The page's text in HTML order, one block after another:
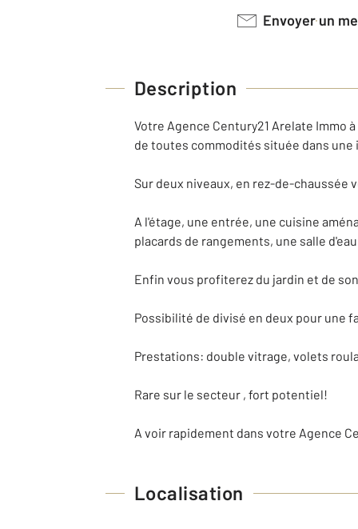
Envoyer un
Description
Votre Agence Century21 Arelate Immo
de toutes commodités située dans une
Sur deux niveaux, en rez-de-chaussée
A l'étage, une entrée, une cuisine
placards de rangements, une salle
Enfin vous profiterez du jardin et de
Possibilité de divisé en deux pour une
Prestations: double vitrage, volets
Rare sur le secteur , fort potentiel!
A voir rapidement dans votre Agence
Localisation